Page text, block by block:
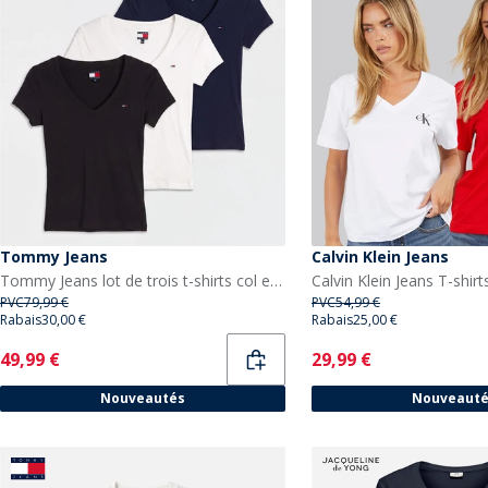
Tommy Jeans
Tommy Jeans lot de trois t-shirts col en V Femme Noir/Ecru/Dark Night Navy
PVC79,99 €
Rabais30,00 €
Current
49,99 €
Nouveautés
Calvin Klein Jeans
PVC54,99 €
Rabais25,00 €
Current
29,99 €